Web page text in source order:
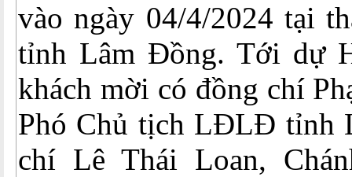
vào ngày 04/4/2024 tại
tỉnh Lâm Đồng. Tới dự
khách mời có đồng chí
Phó Chủ tịch LĐLĐ tỉnh
chí Lê Thái Loan,